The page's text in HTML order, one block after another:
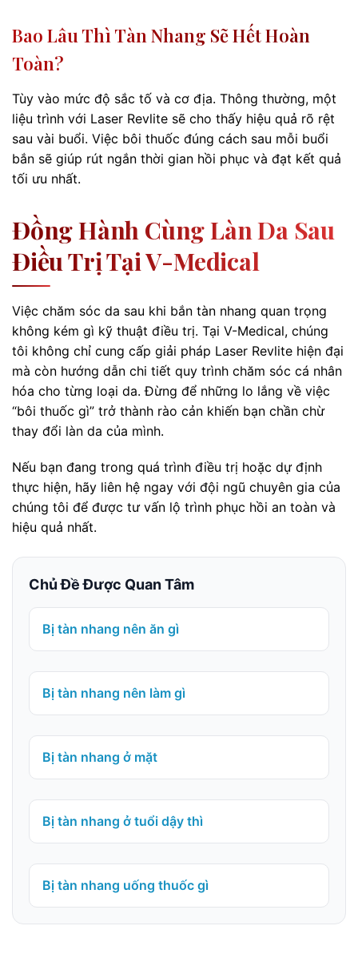
Bao Lâu Thì Tàn Nhang Sẽ Hết Hoàn
Toàn?
Tùy vào mức độ sắc tố và cơ địa. Thông thường, một
liệu trình với Laser Revlite sẽ cho thấy hiệu quả rõ rệt
sau vài buổi. Việc bôi thuốc đúng cách sau mỗi buổi
bắn sẽ giúp rút ngắn thời gian hồi phục và đạt kết quả
tối ưu nhất.
Đồng Hành Cùng Làn Da Sau
Điều Trị Tại V-Medical
Việc chăm sóc da sau khi bắn tàn nhang quan trọng
không kém gì kỹ thuật điều trị. Tại V-Medical, chúng
tôi không chỉ cung cấp giải pháp Laser Revlite hiện đại
mà còn hướng dẫn chi tiết quy trình chăm sóc cá nhân
hóa cho từng loại da. Đừng để những lo lắng về việc
“bôi thuốc gì” trở thành rào cản khiến bạn chần chừ
thay đổi làn da của mình.
Nếu bạn đang trong quá trình điều trị hoặc dự định
thực hiện, hãy liên hệ ngay với đội ngũ chuyên gia của
chúng tôi để được tư vấn lộ trình phục hồi an toàn và
hiệu quả nhất.
Chủ Đề Được Quan Tâm
Bị tàn nhang nên ăn gì
Bị tàn nhang nên làm gì
Bị tàn nhang ở mặt
Bị tàn nhang ở tuổi dậy thì
Bị tàn nhang uống thuốc gì